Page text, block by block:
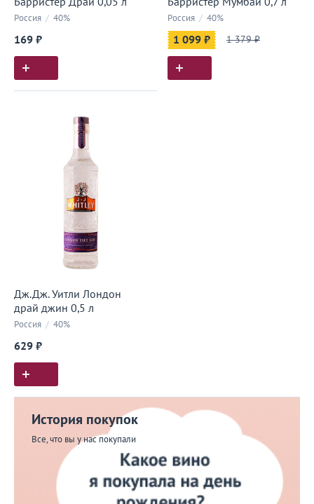
Россия / 40%
169 ₽
Россия / 40%
1 099 ₽ 1 379 ₽
Дж.Дж. Уитли Лондон
драй джин 0,5 л
Россия / 40%
629 ₽
История покупок
Все, что вы у нас покупали